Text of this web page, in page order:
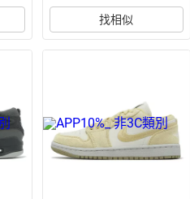
找相似